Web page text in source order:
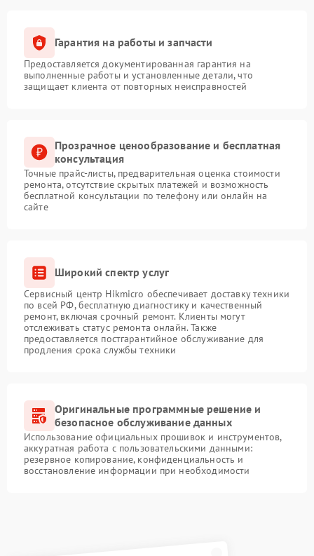
Гарантия на работы и запчасти
Предоставляется документированная гарантия на
выполненные работы и установленные детали, что
защищает клиента от повторных неисправностей
Прозрачное ценообразование и бесплатная
консультация
Точные прайс-листы, предварительная оценка стоимости
ремонта, отсутствие скрытых платежей и возможность
бесплатной консультации по телефону или онлайн на
сайте
Широкий спектр услуг
Сервисный центр Hikmicro обеспечивает доставку техники
по всей РФ, бесплатную диагностику и качественный
ремонт, включая срочный ремонт. Клиенты могут
отслеживать статус ремонта онлайн. Также
предоставляется постгарантийное обслуживание для
продления срока службы техники
Оригинальные программные решение и
безопасное обслуживание данных
Использование официальных прошивок и инструментов,
аккуратная работа с пользовательскими данными:
резервное копирование, конфиденциальность и
восстановление информации при необходимости